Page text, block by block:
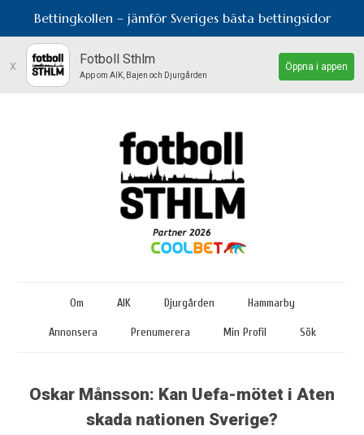
Bettingkollen – jämför Sveriges bästa bettingsidor
x Fotboll Sthlm
App om AIK, Bajen och Djurgården
Öppna i appen
Om AIK Djurgården Hammarby
Annonsera Prenumerera Min Profil Sök
Oskar Månsson: Kan Uefa-mötet i Aten
skada nationen Sverige?